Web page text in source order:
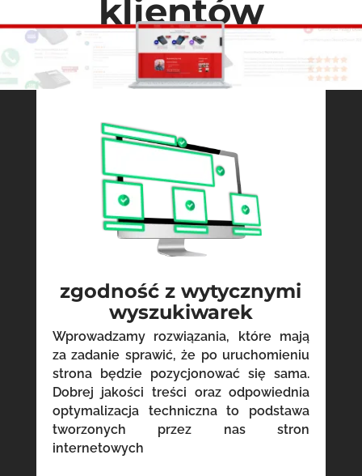
klientów
zgodność z wytycznymi
wyszukiwarek
Wprowadzamy rozwiązania, które mają
za zadanie sprawić, że po uruchomieniu
strona będzie pozycjonować się sama.
Dobrej jakości treści oraz odpowiednia
optymalizacja techniczna to podstawa
tworzonych przez nas stron
internetowych